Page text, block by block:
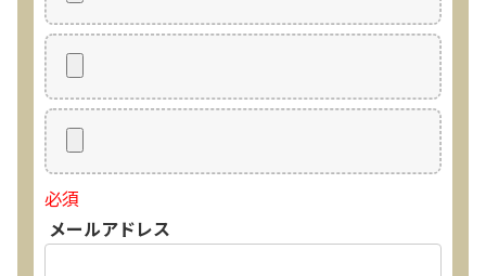
2024年12月更新 オーディオ買取価格
必須
メールアドレス